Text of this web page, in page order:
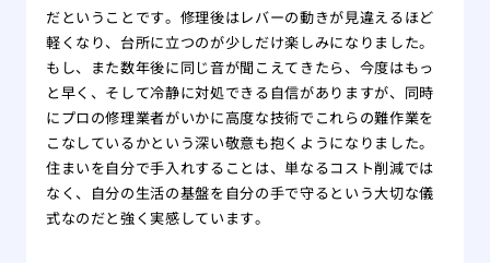
だということです。修理後はレバーの動きが見違えるほど
軽くなり、台所に立つのが少しだけ楽しみになりました。
もし、また数年後に同じ音が聞こえてきたら、今度はもっ
と早く、そして冷静に対処できる自信がありますが、同時
にプロの修理業者がいかに高度な技術でこれらの難作業を
こなしているかという深い敬意も抱くようになりました。
住まいを自分で手入れすることは、単なるコスト削減では
なく、自分の生活の基盤を自分の手で守るという大切な儀
式なのだと強く実感しています。